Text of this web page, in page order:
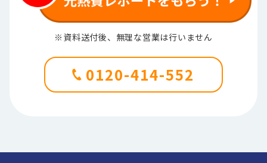
※資料送付後、無理な営業は行いません
0120-414-552